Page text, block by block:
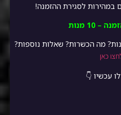
10 מנות
מה הכשרות? שאלות נוספות?
כאן
עכשיו 👇